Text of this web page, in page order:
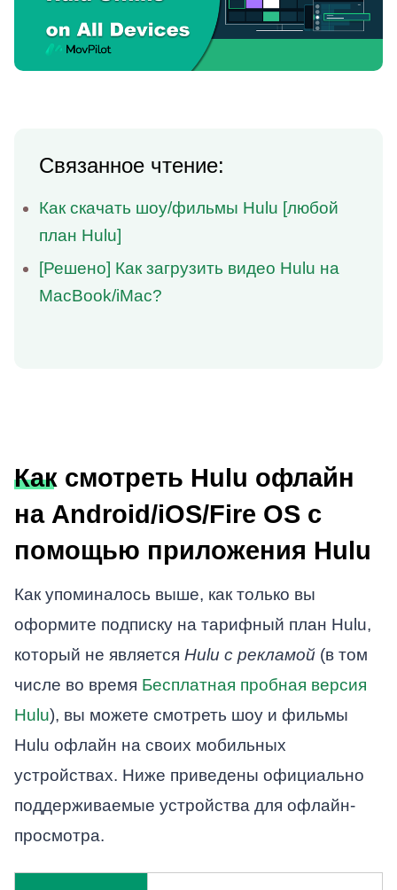
Связанное чтение:
Как скачать шоу/фильмы Hulu [любой
план Hulu]
[Решено] Как загрузить видео Hulu на
MacBook/iMac?
Как смотреть Hulu офлайн
на Android/iOS/Fire OS с
помощью приложения Hulu
Как упоминалось выше, как только вы
оформите подписку на тарифный план Hulu,
который не является Hulu с рекламой (в том
числе во время Бесплатная пробная версия
Hulu), вы можете смотреть шоу и фильмы
Hulu офлайн на своих мобильных
устройствах. Ниже приведены официально
поддерживаемые устройства для офлайн-
просмотра.